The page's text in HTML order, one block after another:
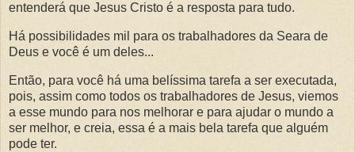
entenderá que Jesus Cristo é a resposta para tudo.
Há possibilidades mil para os trabalhadores da Seara de
Deus e você é um deles...
Então, para você há uma belíssima tarefa a ser executada,
pois, assim como todos os trabalhadores de Jesus, viemos
a esse mundo para nos melhorar e para ajudar o mundo a
ser melhor, e creia, essa é a mais bela tarefa que alguém
pode ter.